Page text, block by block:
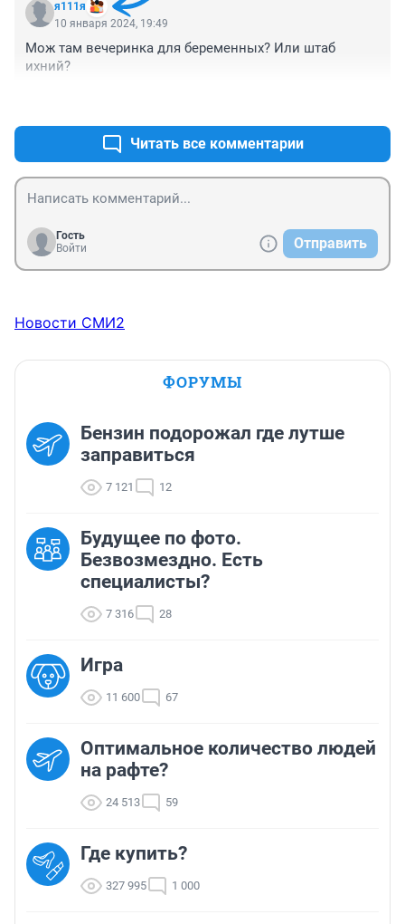
я111я
10 января 2024, 19:49
Мож там вечеринка для беременных? Или штаб
ихний?
Читать все комментарии
Гость
Войти
Отправить
Новости СМИ2
ФОРУМЫ
Бензин подорожал где лутше
заправиться
7 121 12
Будущее по фото.
Безвозмездно. Есть
специалисты?
7 316 28
Игра
11 600 67
Оптимальное количество людей
на рафте?
24 513 59
Где купить?
327 995 1 000